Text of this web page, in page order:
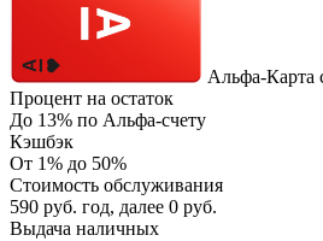
Альфа-Карта
Процент на остаток
До 13% по Альфа-счету
Кэшбэк
От 1% до 50%
Стоимость обслуживания
590 руб. год, далее 0 руб.
Выдача наличных